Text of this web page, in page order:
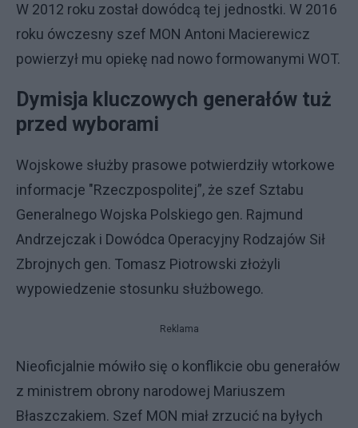
W 2012 roku został dowódcą tej jednostki. W 2016
roku ówczesny szef MON Antoni Macierewicz
powierzył mu opiekę nad nowo formowanymi WOT.
Dymisja kluczowych generałów tuż
przed wyborami
Wojskowe służby prasowe potwierdziły wtorkowe
informacje "Rzeczpospolitej”, że szef Sztabu
Generalnego Wojska Polskiego gen. Rajmund
Andrzejczak i Dowódca Operacyjny Rodzajów Sił
Zbrojnych gen. Tomasz Piotrowski złożyli
wypowiedzenie stosunku służbowego.
Reklama
Nieoficjalnie mówiło się o konflikcie obu generałów
z ministrem obrony narodowej Mariuszem
Błaszczakiem. Szef MON miał zrzucić na byłych